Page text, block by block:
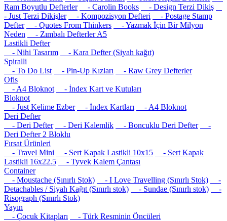
Ram Boyutlu Defterler
- Carolin Books
- Design Terzi Dikiş
- Just Terzi Dikişler
- Kompozisyon Defteri
- Postage Stamp
Defter
- Quotes From Thinkers
- Yazmak İçin Bir Milyon
Neden
- Zımbalı Defterler A5
Lastikli Defter
- Nihi Tasarım
- Kara Defter (Siyah kağıt)
Spiralli
- To Do List
- Pin-Up Kızları
- Raw Grey Defterler
Ofis
- A4 Bloknot
- İndex Kart ve Kutuları
Bloknot
- Just Kelime Ezber
- İndex Kartları
- A4 Bloknot
Deri Defter
- Deri Defter
- Deri Kalemlik - Boncuklu Deri Defter
-
Deri Defter 2 Bloklu
Fırsat Ürünleri
- Travel Mini
- Sert Kapak Lastikli 10x15
- Sert Kapak
Lastikli 16x22.5
- Tyvek Kalem Çantası
Container
- Moustache (Sınırlı Stok)
- I Love Travelling (Sınırlı Stok)
-
Detachables / Siyah Kağıt (Sınırlı stok)
- Sundae (Sınırlı stok)
-
Risograph (Sınırlı Stok)
Yayın
- Çocuk Kitapları
- Türk Resminin Öncüleri